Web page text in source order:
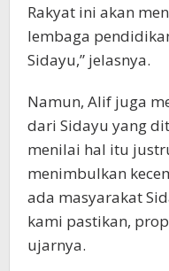
Rakyat ini akan
lembaga
Sidayu,” jelasnya.
Namun, Alif juga
dari Sidayu yang
menilai hal itu
menimbulkan
ada masyarakat
kami pastikan,
ujarnya.